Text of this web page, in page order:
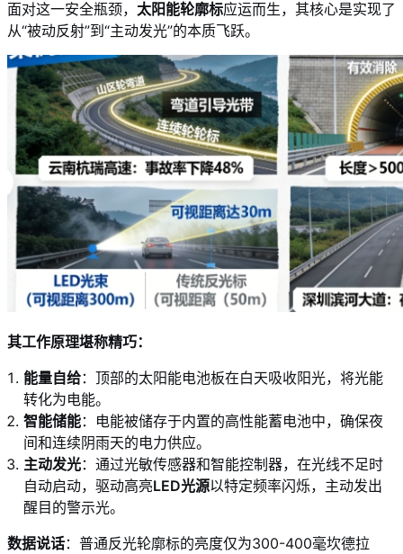
面对这一安全瓶颈， 太阳能轮廓标应运而生，其核心是实现了
从“被动反射”到“主动发光”的本质飞跃。
其工作原理堪称精巧：
能量自给：顶部的太阳能电池板在白天吸收阳光，将光能
转化为电能。
智能储能：电能被储存于内置的高性能蓄电池中，确保夜
间和连续阴雨天的电力供应。
主动发光：通过光敏传感器和智能控制器，在光线不足时
自动启动，驱动高亮LED光源以特定频率闪烁，主动发出
醒目的警示光。
数据说话：普通反光轮廓标的亮度仅为300-400毫坎德拉